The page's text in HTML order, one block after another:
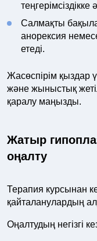
теңгерімсіздікке
Салмақты
анорексия
етеді.
Жасөспірім қыздар
және жыныстық
қаралу маңызды.
Жатыр
оңалту
Терапия курсынан
қайталанулардың
Оңалтудың негізгі